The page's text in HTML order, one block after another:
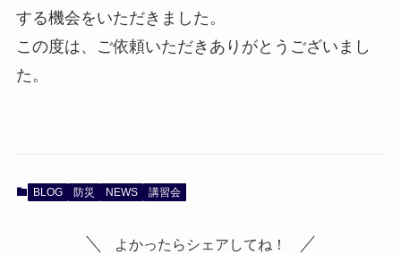
する機会をいただきました。
この度は、ご依頼いただきありがとうございまし
た。
BLOG 防災 NEWS 講習会
よかったらシェアしてね！